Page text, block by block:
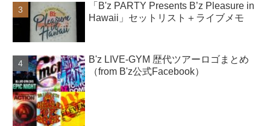
「B'z PARTY Presents B’z Pleasure in
Hawaii」セットリスト＋ライブメモ
B'z LIVE-GYM 歴代ツアーロゴまとめ
（from B'z公式Facebook）